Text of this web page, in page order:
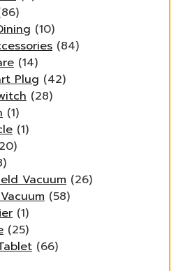
(10)
(84)
(14)
Plug (42)
(28)
(1)
(1)
Vacuum (26)
(58)
(1)
(25)
(66)